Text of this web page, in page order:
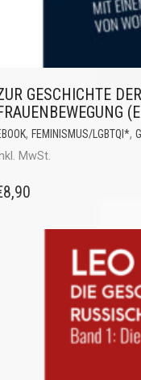
GESCHICHTE
, FEMINISMUS/LGBTQI*,
MwSt.
8,90